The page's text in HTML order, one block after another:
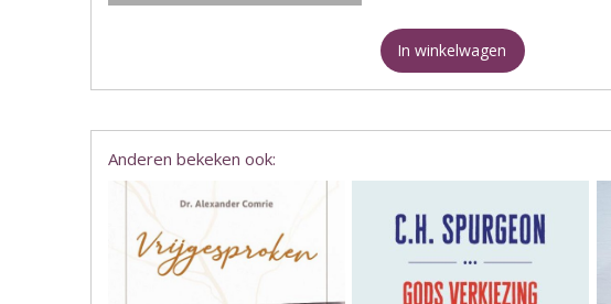
In winkelwagen
Anderen bekeken ook: